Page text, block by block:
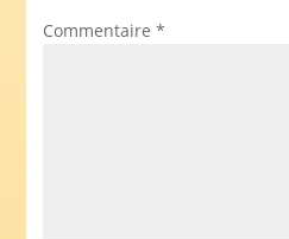
Commentaire *